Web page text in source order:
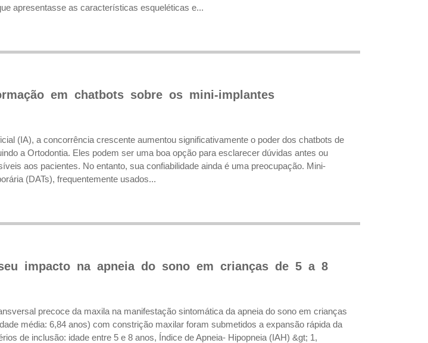
apresentasse as características esqueléticas e...
em chatbots sobre os mini-implantes
(IA), a concorrência crescente aumentou significativamente o poder dos chatbots de
a Ortodontia. Eles podem ser uma boa opção para esclarecer dúvidas antes ou
aos pacientes. No entanto, sua confiabilidade ainda é uma preocupação. Mini-
(DATs), frequentemente usados...
impacto na apneia do sono em crianças de 5 a 8
precoce da maxila na manifestação sintomática da apneia do sono em crianças
média: 6,84 anos) com constrição maxilar foram submetidos a expansão rápida da
de inclusão: idade entre 5 e 8 anos, Índice de Apneia- Hipopneia (IAH) &gt; 1,